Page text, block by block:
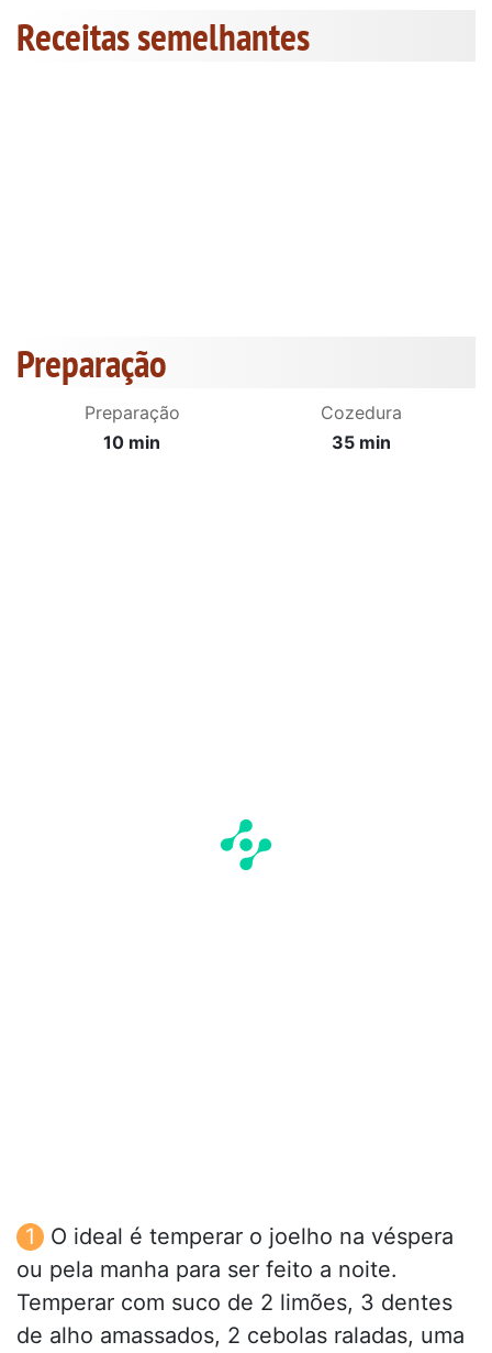
Receitas semelhantes
Preparação
Preparação
10 min
Cozedura
35 min
O ideal é temperar o joelho na véspera
ou pela manha para ser feito a noite.
Temperar com suco de 2 limões, 3 dentes
de alho amassados, 2 cebolas raladas, uma